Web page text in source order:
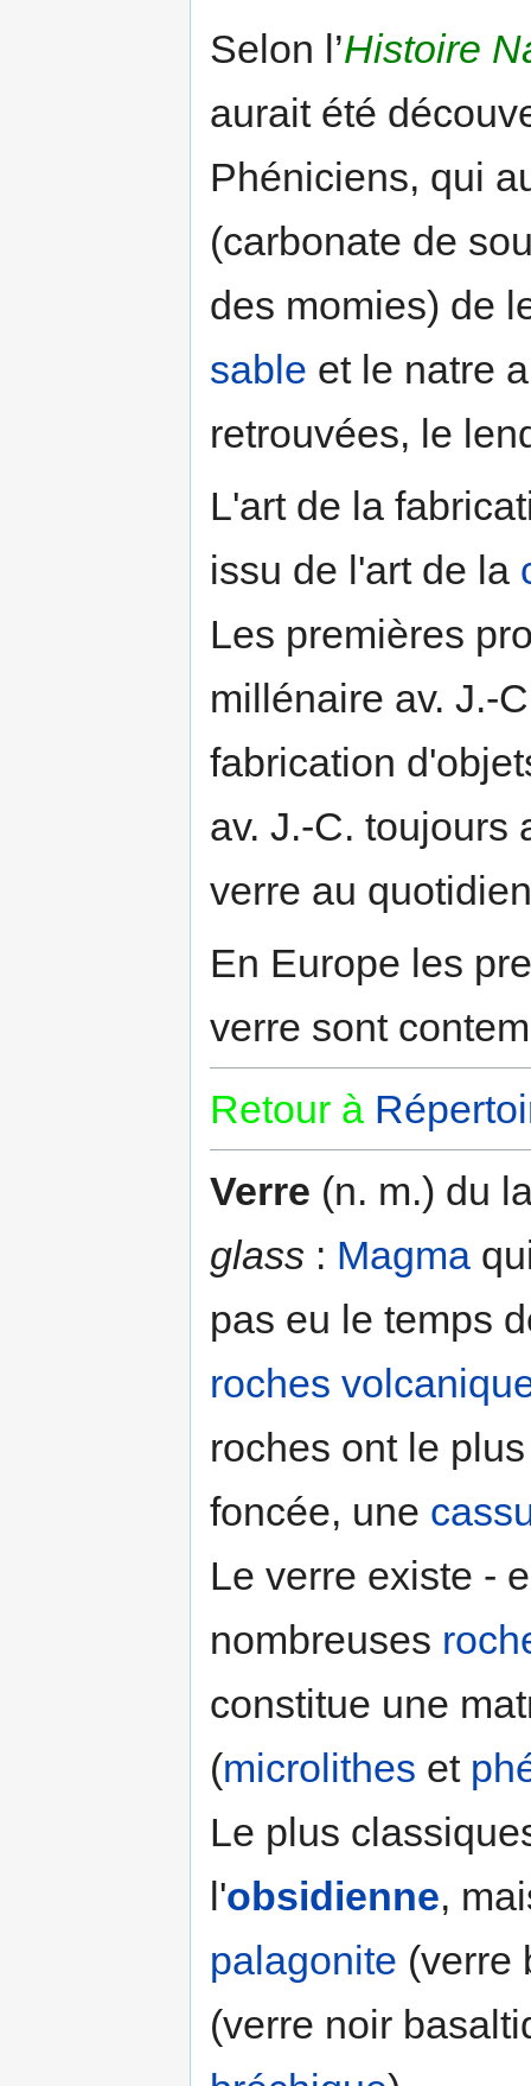
Selon l’Histoire
aurait été
Phéniciens, qui
(carbonate de
des momies) de
sable et le natre
retrouvées, le
L'art de la
issu de l'art de la
Les premières
millénaire av. J.-
fabrication
av. J.-C. toujours
verre au
En Europe les
verre sont
Retour à
Verre (n. m.) du
glass : Magma
pas eu le temps
roches
roches ont le
foncée, une
Le verre existe -
nombreuses
constitue une
(microlithes et
Le plus
l'obsidienne,
palagonite (verre
(verre noir